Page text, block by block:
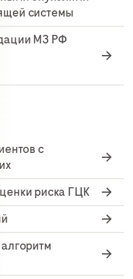
системы
МЗ РФ
с
риска ГЦК